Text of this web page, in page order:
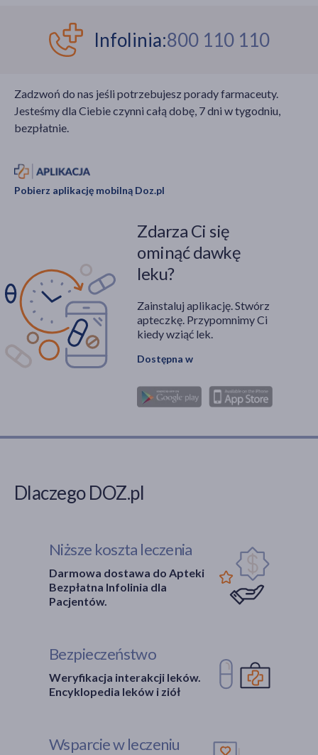
Infolinia:800 110 110
Zadzwoń do nas jeśli potrzebujesz porady farmaceuty.
Jesteśmy dla Ciebie czynni całą dobę, 7 dni w tygodniu,
bezpłatnie.
Pobierz aplikację mobilną Doz.pl
Zdarza Ci się
ominąć dawkę
leku?
Zainstaluj aplikację. Stwórz
apteczkę. Przypomnimy Ci
kiedy wziąć lek.
Dostępna w
Dlaczego DOZ.pl
Niższe koszta leczenia
Darmowa dostawa do Apteki
Bezpłatna Infolinia dla
Pacjentów.
Bezpieczeństwo
Weryfikacja interakcji leków.
Encyklopedia leków i ziół
Wsparcie w leczeniu